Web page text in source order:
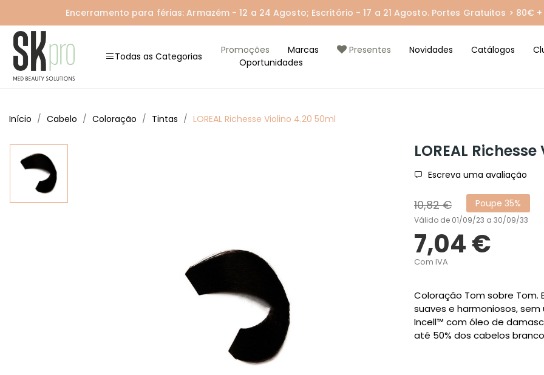
Encerramento para férias: Armazém - 12 a 24 Agosto; Escritório - 17 a 21 Agosto. Portes Gratuitos > 80€
Todas as Categorias
Promoções Marcas Presentes Novidades Catálogos
Oportunidades
Início Cabelo Coloração Tintas LOREAL Richesse Violino 4.20 50ml
LOREAL
Escreva uma avaliação
10,82 € Poupe 35%
Válido de 01/09/23 a 30/09/33
7,04 €
Com IVA
Coloração Tom sobre Tom.
suaves e harmoniosos,
Incell™ com óleo de
até 50% dos cabelos